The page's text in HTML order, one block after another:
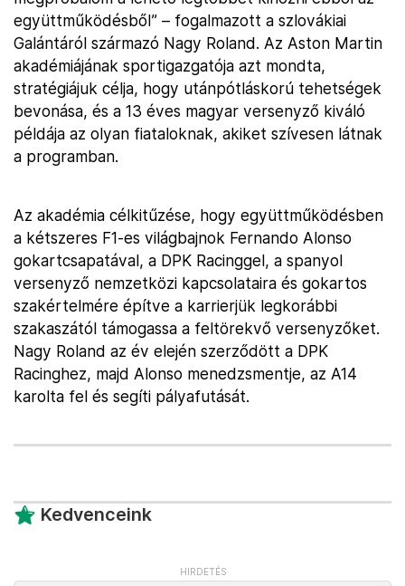
együttműködésből” – fogalmazott a szlovákiai
Galántáról származó Nagy Roland. Az Aston Martin
akadémiájának sportigazgatója azt mondta,
stratégiájuk célja, hogy utánpótláskorú tehetségek
bevonása, és a 13 éves magyar versenyző kiváló
példája az olyan fiataloknak, akiket szívesen látnak
a programban.
Az akadémia célkitűzése, hogy együttműködésben
a kétszeres F1-es világbajnok Fernando Alonso
gokartcsapatával, a DPK Racinggel, a spanyol
versenyző nemzetközi kapcsolataira és gokartos
szakértelmére építve a karrierjük legkorábbi
szakaszától támogassa a feltörekvő versenyzőket.
Nagy Roland az év elején szerződött a DPK
Racinghez, majd Alonso menedzsmentje, az A14
karolta fel és segíti pályafutását.
Kedvenceink